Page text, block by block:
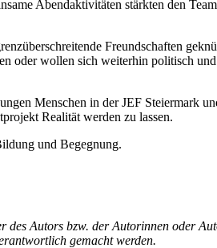
Abendaktivitäten stärkten den
Freundschaften
oder wollen sich weiterhin politisch
Menschen in der JEF Steiermark
Realität werden zu lassen.
und Begegnung.
Autors bzw. der Autorinnen oder
gemacht werden.